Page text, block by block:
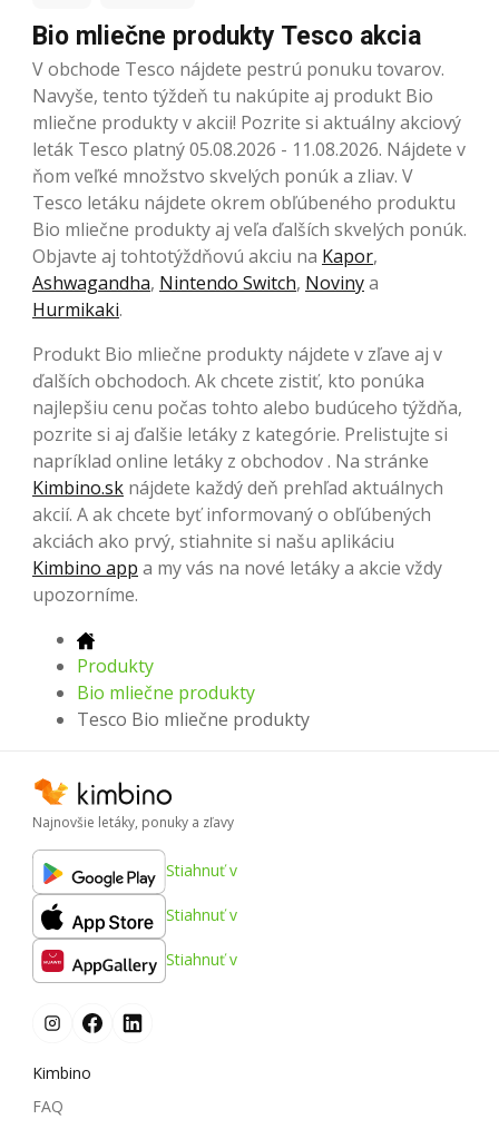
Bio mliečne produkty Tesco akcia
V obchode Tesco nájdete pestrú ponuku tovarov.
Navyše, tento týždeň tu nakúpite aj produkt Bio
mliečne produkty v akcii! Pozrite si aktuálny akciový
leták Tesco platný 05.08.2026 - 11.08.2026. Nájdete v
ňom veľké množstvo skvelých ponúk a zliav. V
Tesco letáku nájdete okrem obľúbeného produktu
Bio mliečne produkty aj veľa ďalších skvelých ponúk.
Objavte aj tohtotýždňovú akciu na Kapor,
Ashwagandha, Nintendo Switch, Novinya
Hurmikaki.
Produkt Bio mliečne produkty nájdete v zľave aj v
ďalších obchodoch. Ak chcete zistiť, kto ponúka
najlepšiu cenu počas tohto alebo budúceho týždňa,
pozrite si aj ďalšie letáky z kategórie. Prelistujte si
napríklad online letáky z obchodov . Na stránke
Kimbino.sk nájdete každý deň prehľad aktuálnych
akcií. A ak chcete byť informovaný o obľúbených
akciách ako prvý, stiahnite si našu aplikáciu
Kimbino app a my vás na nové letáky a akcie vždy
upozorníme.
Produkty
Bio mliečne produkty
Tesco Bio mliečne produkty
Najnovšie letáky, ponuky a zľavy
Stiahnuť v
Stiahnuť v
Stiahnuť v
Kimbino
FAQ